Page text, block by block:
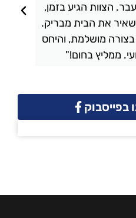
הצוות הגיע בזמן,
את הבית מבריק.
מושלמת, והיחס
ממליץ בחום!"
בפייסבוק